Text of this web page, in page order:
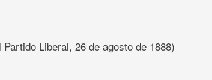
Liberal, 26 de agosto de 1888)